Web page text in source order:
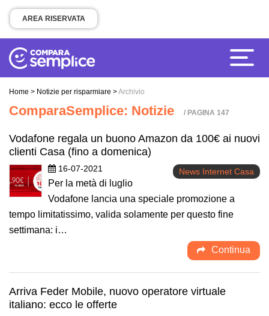
AREA RISERVATA
Home > Notizie per risparmiare >Archivio
ComparaSemplice: Notizie / PAGINA 147
Vodafone regala un buono Amazon da 100€ ai nuovi
clienti Casa (fino a domenica)
16-07-2021 News Internet Casa
Per la metà di luglio
Vodafone lancia una speciale promozione a
tempo limitatissimo, valida solamente per questo fine
settimana: i…
Continua
Arriva Feder Mobile, nuovo operatore virtuale
italiano: ecco le offerte